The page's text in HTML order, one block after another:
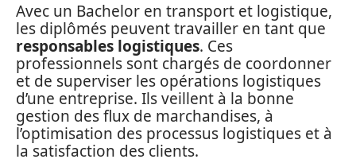
Avec un Bachelor en transport et logistique,
les diplômés peuvent travailler en tant que
responsables logistiques. Ces
professionnels sont chargés de coordonner
et de superviser les opérations logistiques
d’une entreprise. Ils veillent à la bonne
gestion des flux de marchandises, à
l’optimisation des processus logistiques et à
la satisfaction des clients.